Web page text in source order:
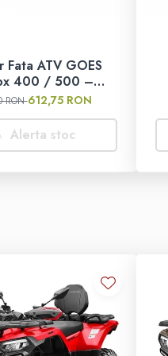
Omologată:
Constructivă:
Fata ATV GOES
400 / 500 –
Frontala
RON612,75 RON
Alerta stoc